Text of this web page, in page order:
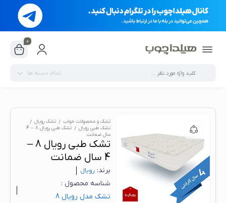
0
تمام دسته ها
تشک و محصولات خواب
تشک رویال
تشک طبی رویال
تشک طبی رویال 8 – 4
سال ضمانت
تشک طبی رویال 8 –
4 سال ضمانت
برند: رویال
شناسه محصول :
تشک مدل رویال 8